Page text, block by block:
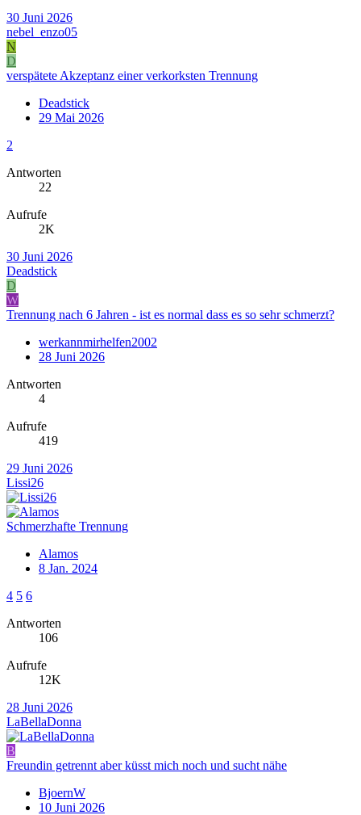
30 Juni 2026
nebel_enzo05
N
D
verspätete Akzeptanz einer verkorksten Trennung
Deadstick
29 Mai 2026
2
Antworten
22
Aufrufe
2K
30 Juni 2026
Deadstick
D
W
Trennung nach 6 Jahren - ist es normal dass es so sehr schmerzt?
werkannmirhelfen2002
28 Juni 2026
Antworten
4
Aufrufe
419
29 Juni 2026
Lissi26
Schmerzhafte Trennung
Alamos
8 Jan. 2024
4 5 6
Antworten
106
Aufrufe
12K
28 Juni 2026
LaBellaDonna
B
Freundin getrennt aber küsst mich noch und sucht nähe
BjoernW
10 Juni 2026